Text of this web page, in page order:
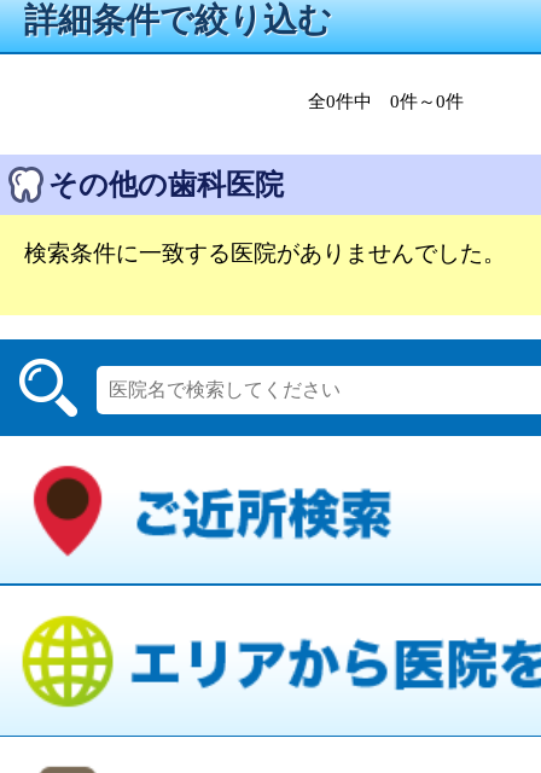
詳細条件で絞り込む
全0件中 0件～0件
その他の歯科医院
検索条件に一致する医院がありませんでした。